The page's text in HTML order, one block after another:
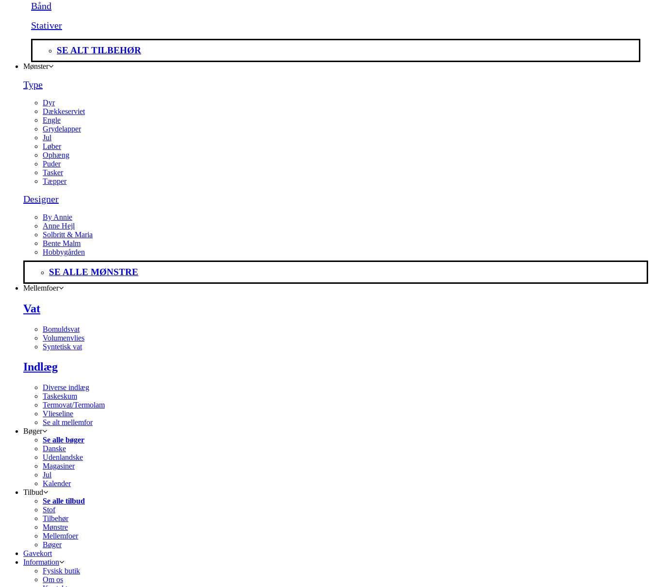
Bånd
Stativer
SE ALT TILBEHØR
Mønster
Type
Dyr
Dækkeserviet
Engle
Grydelapper
Jul
Løber
Ophæng
Puder
Tasker
Tæpper
Designer
By Annie
Anne Hejl
Solbritt & Maria
Bente Malm
Hobbygården
SE ALLE MØNSTRE
Mellemfoer
Vat
Bomuldsvat
Volumenvlies
Syntetisk vat
Indlæg
Diverse indlæg
Taskeskum
Termovat/Termolam
Vlieseline
Se alt mellemfor
Bøger
Se alle bøger
Danske
Udenlandske
Magasiner
Jul
Kalender
Tilbud
Se alle tilbud
Stof
Tilbehør
Mønstre
Mellemfoer
Bøger
Gavekort
Information
Fysisk butik
Om os